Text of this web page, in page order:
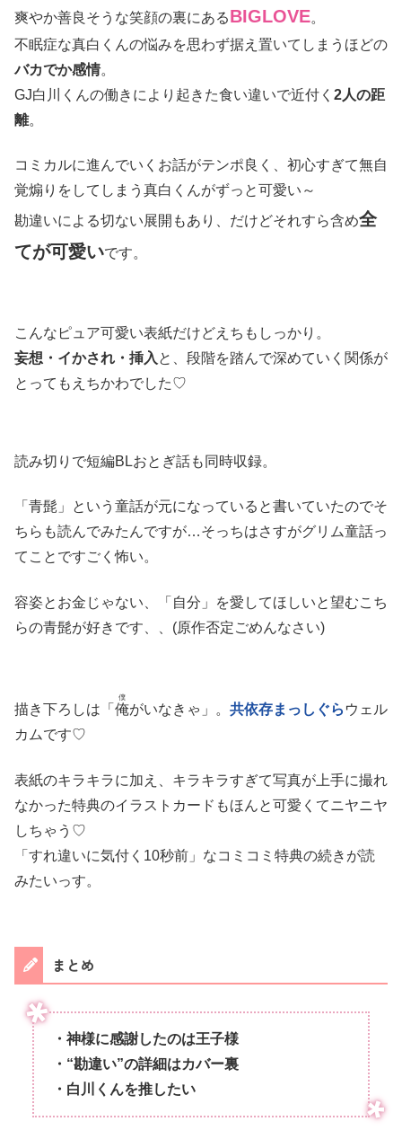
爽やか善良そうな笑顔の裏にあるBIGLOVE。
不眠症な真白くんの悩みを思わず据え置いてしまうほどの
バカでか感情。
GJ白川くんの働きにより起きた食い違いで近付く 2人の距
離。
コミカルに進んでいくお話がテンポ良く、初心すぎて無自
覚煽りをしてしまう真白くんがずっと可愛い～
勘違いによる切ない展開もあり、だけどそれすら含め全
てが可愛いです。
こんなピュア可愛い表紙だけどえちもしっかり。
妄想・イかされ・挿入 と、段階を踏んで深めていく関係が
とってもえちかわでした♡
読み切りで短編BLおとぎ話も同時収録。
「青髭」という童話が元になっていると書いていたのでそ
ちらも読んでみたんですが…そっちはさすがグリム童話っ
てことですごく怖い。
容姿とお金じゃない、「自分」を愛してほしいと望むこち
らの青髭が好きです、、(原作否定ごめんなさい)
描き下ろしは「 俺
僕
がいなきゃ」。 共依存まっしぐら ウェル
カムです♡
表紙のキラキラに加え、キラキラすぎて写真が上手に撮れ
なかった特典のイラストカードもほんと可愛くてニヤニヤ
しちゃう♡
「すれ違いに気付く10秒前」なコミコミ特典の続きが読
みたいっす。
まとめ
・神様に感謝したのは王子様
・“勘違い”の詳細はカバー裏
・白川くんを推したい